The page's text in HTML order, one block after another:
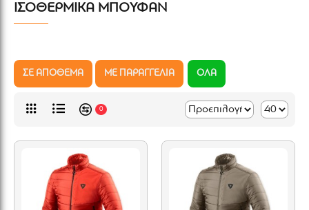
ΙΣΟΘΕΡΜΙΚΆ ΜΠΟΥΦΆΝ
ΣΕ ΑΠΟΘΕΜΑ ΜΕ ΠΑΡΑΓΓΕΛΙΑ ΟΛΑ
0